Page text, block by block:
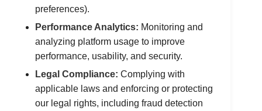
preferences).
Performance Analytics: Monitoring and
analyzing platform usage to improve
performance, usability, and security.
Legal Compliance: Complying with
applicable laws and enforcing or protecting
our legal rights, including fraud detection